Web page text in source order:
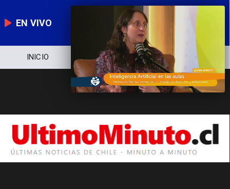
EN VIVO
NOTICIERO POLÍTICA ECONOMÍA